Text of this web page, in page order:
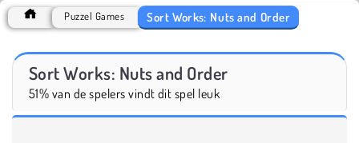
Puzzel Games Sort Works: Nuts and Order
Sort Works: Nuts and Order
51% van de spelers vindt dit spel leuk